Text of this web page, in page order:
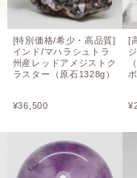
[特別価格/希少・高品質]
インド/マハラシュトラ
州産レッドアメジストク
ラスター（原石1328g）
¥36,500
[
¥